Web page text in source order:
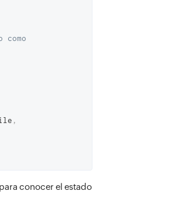
,
conocer el estado